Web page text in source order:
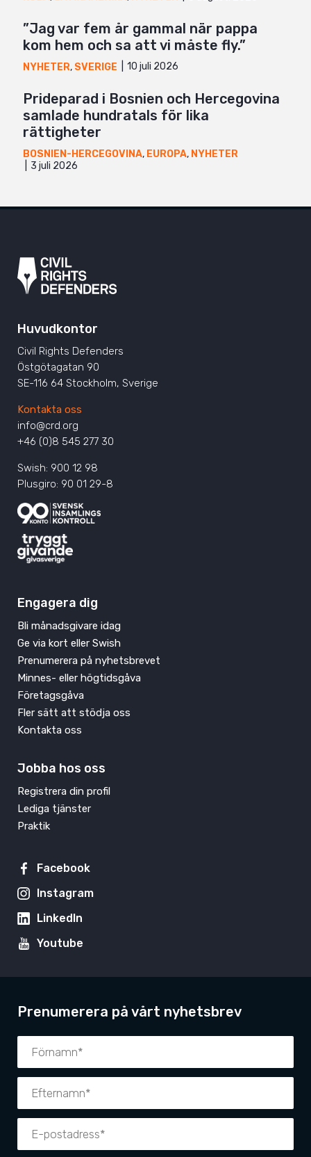
”Jag var fem år gammal när pappa
kom hem och sa att vi måste fly.”
NYHETER, SVERIGE 10 juli 2026
Prideparad i Bosnien och Hercegovina
samlade hundratals för lika
rättigheter
BOSNIEN-HERCEGOVINA, EUROPA, NYHETER
3 juli 2026
Huvudkontor
Civil Rights Defenders
Östgötagatan 90
SE-116 64 Stockholm, Sverige
Kontakta oss
info@crd.org
+46 (0)8 545 277 30
Swish: 900 12 98
Plusgiro: 90 01 29-8
Engagera dig
Bli månadsgivare idag
Ge via kort eller Swish
Prenumerera på nyhetsbrevet
Minnes- eller högtidsgåva
Företagsgåva
Fler sätt att stödja oss
Kontakta oss
Jobba hos oss
Registrera din profil
Lediga tjänster
Praktik
Facebook
Instagram
LinkedIn
Youtube
Prenumerera på vårt nyhetsbrev